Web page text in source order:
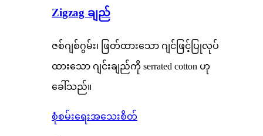
Zigzag ချည်
ဇစ်ဂျစ်ဂွမ်း၊ ဖြတ်ထားသော ဂျင်ဖြင့်ပြုလုပ်
ထားသော ဂျင်းချည်ကို serrated cotton ဟု
ခေါ်သည်။
စုံစမ်းရေးအသေးစိတ်